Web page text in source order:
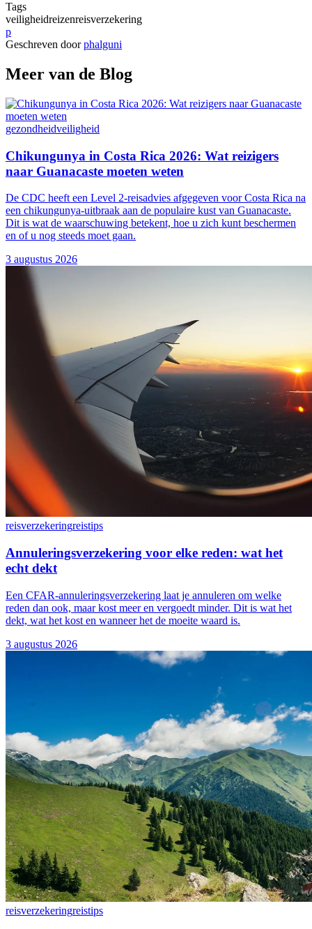
Tags
veiligheidreizenreisverzekering
p
Geschreven door phalguni
Meer van de Blog
gezondheidveiligheid
Chikungunya in Costa Rica 2026: Wat reizigers
naar Guanacaste moeten weten
De CDC heeft een Level 2-reisadvies afgegeven voor Costa Rica na
een chikungunya-uitbraak aan de populaire kust van Guanacaste.
Dit is wat de waarschuwing betekent, hoe u zich kunt beschermen
en of u nog steeds moet gaan.
3 augustus 2026
reisverzekeringreistips
Annuleringsverzekering voor elke reden: wat het
echt dekt
Een CFAR-annuleringsverzekering laat je annuleren om welke
reden dan ook, maar kost meer en vergoedt minder. Dit is wat het
dekt, wat het kost en wanneer het de moeite waard is.
3 augustus 2026
reisverzekeringreistips